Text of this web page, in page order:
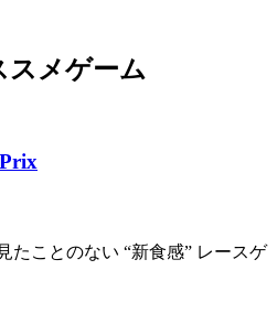
スメゲーム
ことのない “新食感” レースゲ